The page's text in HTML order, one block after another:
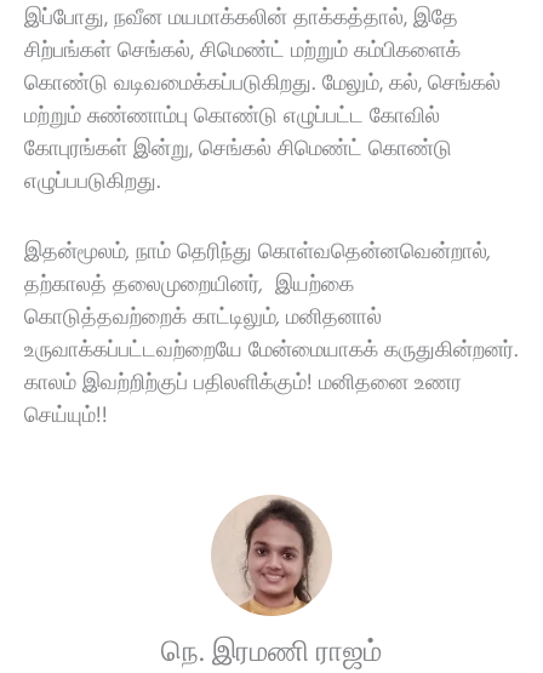
இப்போது, நவீன மயமாக்கலின் தாக்கத்தால், இதே
சிற்பங்கள் செங்கல், சிமெண்ட் மற்றும் கம்பிகளைக்
கொண்டு வடிவமைக்கப்படுகிறது. மேலும், கல், செங்கல்
மற்றும் சுண்ணாம்பு கொண்டு எழுப்பட்ட கோவில்
கோபுரங்கள் இன்று, செங்கல் சிமெண்ட் கொண்டு
எழுப்பபடுகிறது.
இதன்மூலம், நாம் தெரிந்து கொள்வதென்னவென்றால்,
தற்காலத் தலைமுறையினர், இயற்கை
கொடுத்தவற்றைக் காட்டிலும், மனிதனால்
உருவாக்கப்பட்டவற்றையே மேன்மையாகக் கருதுகின்றனர்.
காலம் இவற்றிற்குப் பதிலளிக்கும்! மனிதனை உணர
செய்யும்!!
நெ. இரமணி ராஜம்